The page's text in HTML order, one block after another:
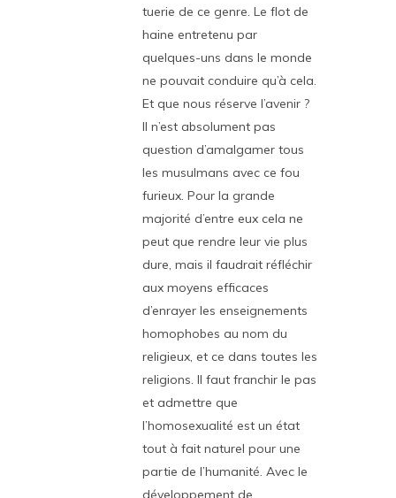
tuerie de ce genre. Le flot de
haine entretenu par
quelques-uns dans le monde
ne pouvait conduire qu’à cela.
Et que nous réserve l’avenir ?
Il n’est absolument pas
question d’amalgamer tous
les musulmans avec ce fou
furieux. Pour la grande
majorité d’entre eux cela ne
peut que rendre leur vie plus
dure, mais il faudrait réfléchir
aux moyens efficaces
d’enrayer les enseignements
homophobes au nom du
religieux, et ce dans toutes les
religions. Il faut franchir le pas
et admettre que
l’homosexualité est un état
tout à fait naturel pour une
partie de l’humanité. Avec le
développement de